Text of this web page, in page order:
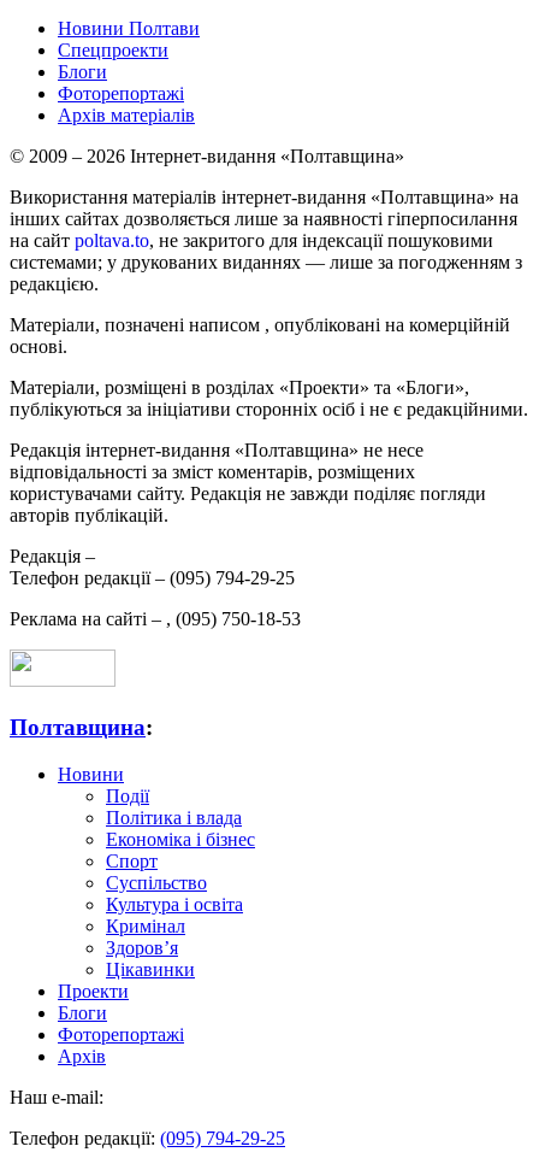
Новини Полтави
Спецпроекти
Блоги
Фоторепортажі
Архів матеріалів
© 2009 – 2026 Інтернет-видання «Полтавщина»
Використання матеріалів інтернет-видання «Полтавщина» на
інших сайтах дозволяється лише за наявності гіперпосилання
на сайт poltava.to, не закритого для індексації пошуковими
системами; у друкованих виданнях — лише за погодженням з
редакцією.
Матеріали, позначені написом , опубліковані на комерційній
основі.
Матеріали, розміщені в розділах «Проекти» та «Блоги»,
публікуються за ініціативи сторонніх осіб і не є редакційними.
Редакція інтернет-видання «Полтавщина» не несе
відповідальності за зміст коментарів, розміщених
користувачами сайту. Редакція не завжди поділяє погляди
авторів публікацій.
Редакція –
Телефон редакції – (095) 794-29-25
Реклама на сайті – , (095) 750-18-53
Полтавщина:
Новини
Події
Політика і влада
Економіка і бізнес
Спорт
Суспільство
Культура і освіта
Кримінал
Здоров’я
Цікавинки
Проекти
Блоги
Фоторепортажі
Архів
Наш e-mail:
Телефон редакції: (095) 794-29-25